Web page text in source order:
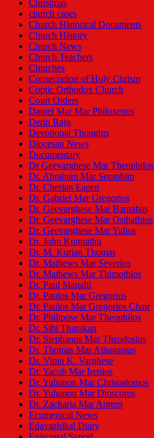
Christmas
church cases
Church Historical Documents
Church History
Church News
Church Teachers
Churches
Consecration of Holy Chrism
Coptic Orthodox Church
Court Orders
Daniel Mar Mar Philoxenos
Derin Raju
Devotional Thoughts
Diocesan News
Documentary
Dr Geevarghese Mar Theophilos
Dr. Abraham Mar Seraphim
Dr. Cherian Eapen
Dr. Gabriel Mar Gregorios
Dr. Geevarghese Mar Barnabas
Dr. Geevarghese Mar Osthathios
Dr. Geevarghese Mar Yulios
Dr. John Kunnathu
Dr. M. Kurian Thomas
Dr. Mathews Mar Severios
Dr. Mathews Mar Thimothios
Dr. Paul Manalil
Dr. Paulos Mar Gregorios
Dr. Paulos Mar Gregorios Chair
Dr. Philipose Mar Theophilos
Dr. Sibi Tharakan
Dr. Stephanos Mar Theodosius
Dr. Thomas Mar Athanasius
Dr. Vipin K. Varghese
Dr. Yacob Mar Irenios
Dr. Yuhanon Mar Chrisostomos
Dr. Yuhanon Mar Dioscoros
Dr. Zacharia Mar Aprem
Ecumenical News
Edavazhikal Diary